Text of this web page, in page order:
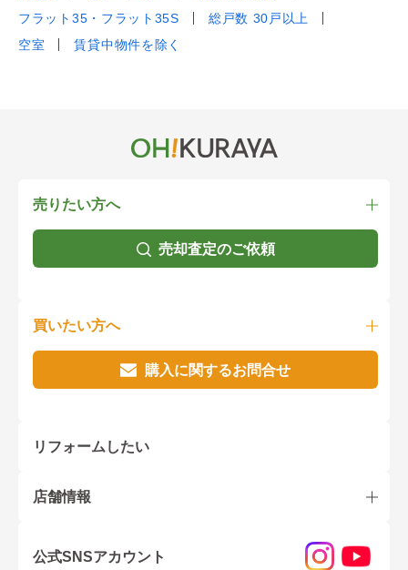
フラット35・フラット35S
総戸数 30戸以上
空室
賃貸中物件を除く
売りたい方へ
売却査定のご依頼
買いたい方へ
購入に関するお問合せ
リフォームしたい
店舗情報
公式SNSアカウント